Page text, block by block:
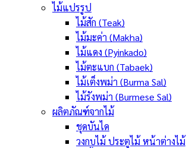
ไม้แปรรูป
ไม้สัก (Teak)
ไม้มะค่า (Makha)
ไม้แดง (Pyinkado)
ไม้ตะแบก (Tabaek)
ไม้เต็งพม่า (Burma Sal)
ไม้รังพม่า (Burmese Sal)
ผลิตภัณฑ์จากไม้
ชุดบันได
วงกบไม้ ประตูไม้ หน้าต่างไม้